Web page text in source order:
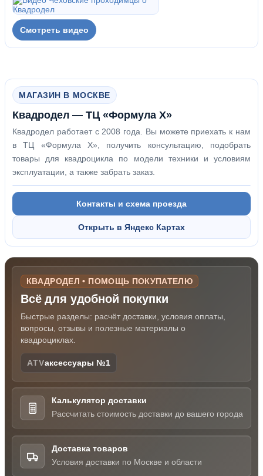
Смотреть видео
МАГАЗИН В МОСКВЕ
Квадродел — ТЦ «Формула Х»
Квадродел работает с 2008 года. Вы можете приехать к нам
в ТЦ «Формула Х», получить консультацию, подобрать
товары для квадроцикла по модели техники и условиям
эксплуатации, а также забрать заказ.
Контакты и схема проезда
Открыть в Яндекс Картах
КВАДРОДЕЛ • ПОМОЩЬ ПОКУПАТЕЛЮ
Всё для удобной покупки
Быстрые разделы: расчёт доставки, условия оплаты,
вопросы, отзывы и полезные материалы о
квадроциклах.
ATVаксессуары №1
Калькулятор доставки
Рассчитать стоимость доставки до вашего города
Доставка товаров
Условия доставки по Москве и области